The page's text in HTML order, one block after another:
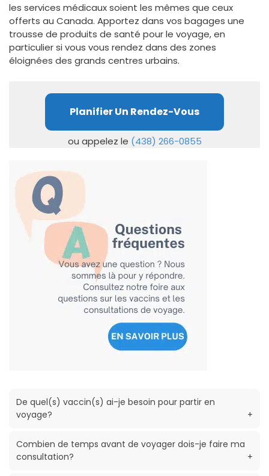
les services médicaux soient les mêmes que ceux
offerts au Canada. Apportez dans vos bagages une
trousse de produits de santé pour le voyage, en
particulier si vous vous rendez dans des zones
éloignées des grands centres urbains.
Planifier Un Rendez-Vous
ou appelez le (438) 266-0855
De quel(s) vaccin(s) ai-je besoin pour partir en
voyage?
+
Combien de temps avant de voyager dois-je faire ma
consultation?
+